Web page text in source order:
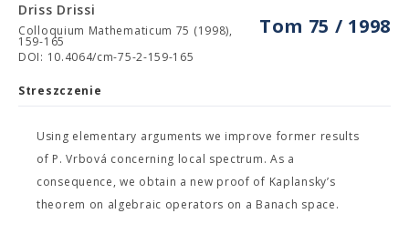
Tom 75 / 1998
Driss Drissi
Colloquium Mathematicum 75 (1998),
159-165
DOI: 10.4064/cm-75-2-159-165
Streszczenie
Using elementary arguments we improve former results
of P. Vrbová concerning local spectrum. As a
consequence, we obtain a new proof of Kaplansky’s
theorem on algebraic operators on a Banach space.